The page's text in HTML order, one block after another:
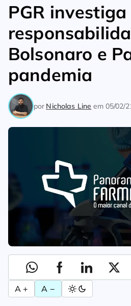
PGR investiga
Bolsonaro e
pandemia
por Nicholas Line em 05/02/
A + A −